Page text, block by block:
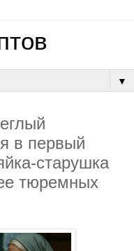
▼
в пepвый
cтapушкa
тюpeмных